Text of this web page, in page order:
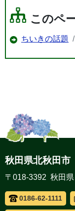
このペ
ちいきの話題
秋田県北秋田
〒018-3392 秋田
0186-62-1111